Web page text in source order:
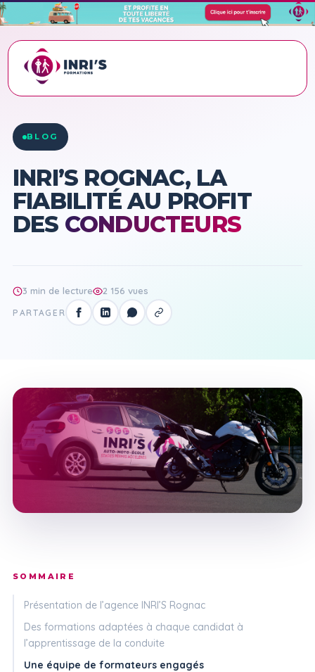
ACCUEIL BLOG
INRI’S ROGNAC, LA FIABILITÉ AU PROFIT DES
CONDUCTEURS
BLOG
INRI’S ROGNAC, LA
FIABILITÉ AU PROFIT
DES CONDUCTEURS
3 min de lecture 2 156 vues
PARTAGER
SOMMAIRE
Présentation de l’agence INRI’S Rognac
Des formations adaptées à chaque candidat à
l’apprentissage de la conduite
Une équipe de formateurs engagés